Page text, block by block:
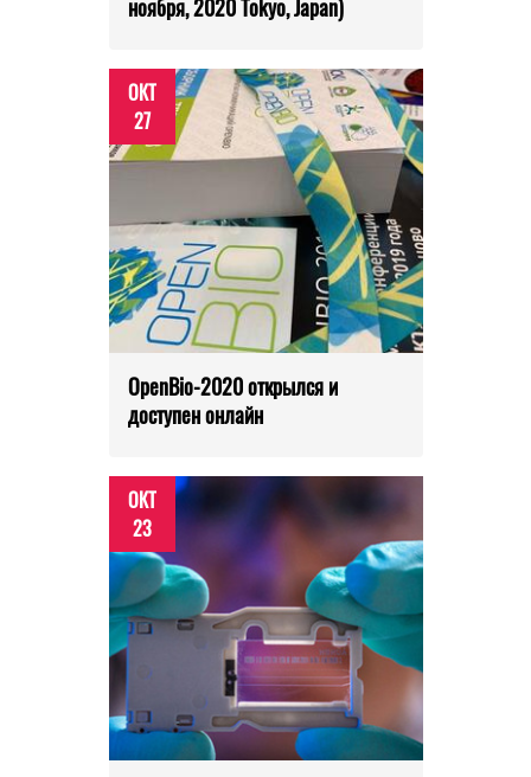
ноября, 2020 Tokyo, Japan)
ОКТ
27
OpenBio-2020 открылся и
доступен онлайн
ОКТ
23